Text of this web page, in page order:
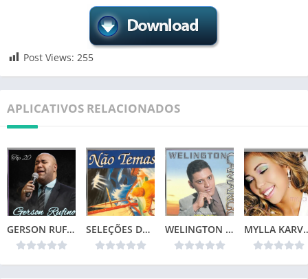
Post Views: 255
APLICATIVOS RELACIONADOS
GERSON RUFINO – TOP 20 SELEÇÕES DA COLEÇÃO CANÇÕES DE VIDA – NÃO TEMAS (1996)📌 WELINGTON CAMARGO (1999) MYLLA